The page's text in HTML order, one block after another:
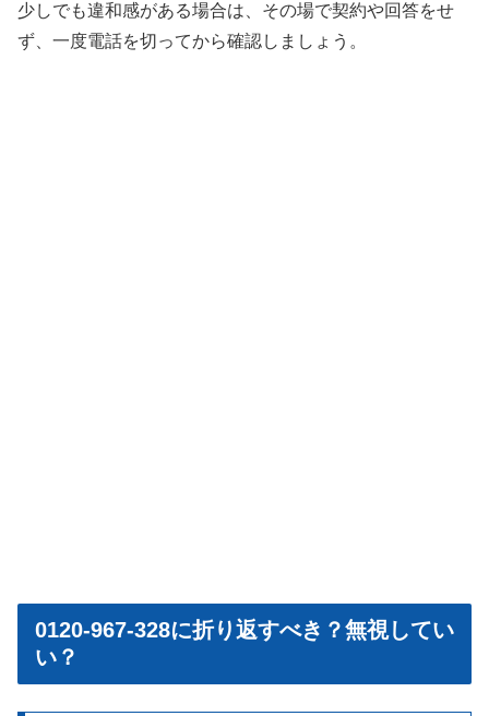
少しでも違和感がある場合は、その場で契約や回答をせ
ず、一度電話を切ってから確認しましょう。
0120-967-328に折り返すべき？無視してい
い？